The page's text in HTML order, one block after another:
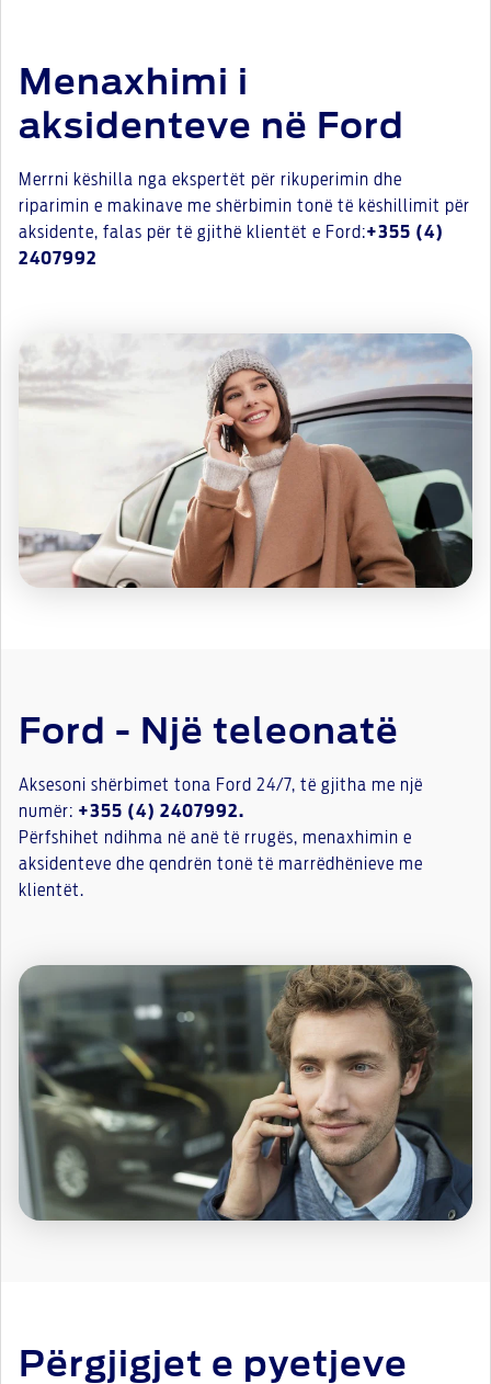
Menaxhimi i
aksidenteve në Ford
Merrni këshilla nga ekspertët për rikuperimin dhe
riparimin e makinave me shërbimin tonë të këshillimit për
aksidente, falas për të gjithë klientët e Ford:+355 (4)
2407992
Ford - Një teleonatë
Aksesoni shërbimet tona Ford 24/7, të gjitha me një
numër: +355 (4) 2407992.
Përfshihet ndihma në anë të rrugës, menaxhimin e
aksidenteve dhe qendrën tonë të marrëdhënieve me
klientët.
Përgjigjet e pyetjeve